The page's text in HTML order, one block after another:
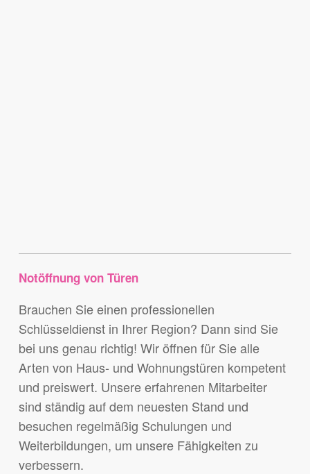
Notöffnung von Türen
Brauchen Sie einen professionellen
Schlüsseldienst in Ihrer Region? Dann sind Sie
bei uns genau richtig! Wir öffnen für Sie alle
Arten von Haus- und Wohnungstüren kompetent
und preiswert. Unsere erfahrenen Mitarbeiter
sind ständig auf dem neuesten Stand und
besuchen regelmäßig Schulungen und
Weiterbildungen, um unsere Fähigkeiten zu
verbessern.